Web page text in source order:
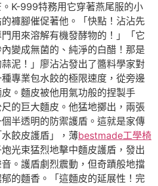
K-999特務用它穿著燕尾服的小
褲腳催促著他。「快點！沾沾先
用來溶解有機發酵物的！」「它
變成無菌的、純淨的白醋！那是
泥！」廖沾沾發出了醬料學家對
專業包水餃的極限速度，從旁邊
。麵皮被他用氣功般的捏製手
的巨大麵皮。他猛地擲出，兩張
半透明的防禦護盾。這就是家傳
水餃皮護盾」，薄bestmade工學椅
光束猛烈地擊中麵皮護盾，發出
。護盾劇烈震動，但奇蹟般地擋
的麵香。「這麵皮的延展性！完